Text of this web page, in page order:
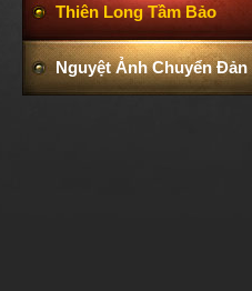
Thiên Long Tầm Bảo
Nguyệt Ảnh Chuyển Đản